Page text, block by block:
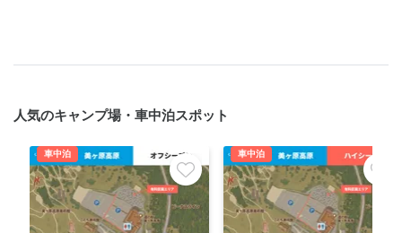
人気のキャンプ場・車中泊スポット
車中泊 車中泊